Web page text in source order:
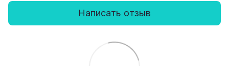
Написать отзыв